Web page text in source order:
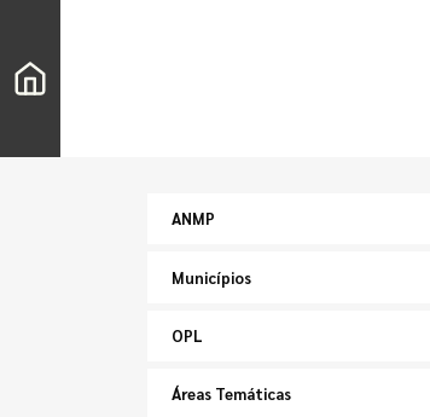
ANMP
Municípios
OPL
Áreas Temáticas